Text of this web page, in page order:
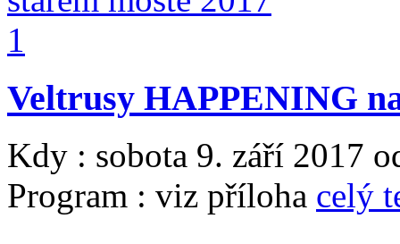
Veltrusy HAPPENING
Kdy : sobota 9. září 2017
Program : viz příloha celý